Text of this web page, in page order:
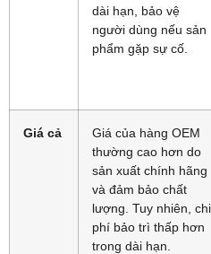
dài hạn, bảo vệ
người dùng nếu sản
phẩm gặp sự cố.
Giá cả
Giá của hàng OEM
thường cao hơn do
sản xuất chính hãng
và đảm bảo chất
lượng. Tuy nhiên, chi
phí bảo trì thấp hơn
trong dài hạn.